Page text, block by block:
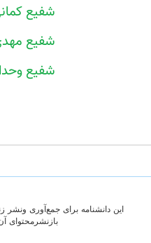
شفیع
شفیع
شفیع
این دانشنامه برای جمع‌آوری ونشر
بازنشرمحتوای